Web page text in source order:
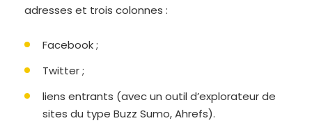
adresses et trois colonnes :
Facebook ;
Twitter ;
liens entrants (avec un outil d’explorateur de
sites du type Buzz Sumo, Ahrefs).